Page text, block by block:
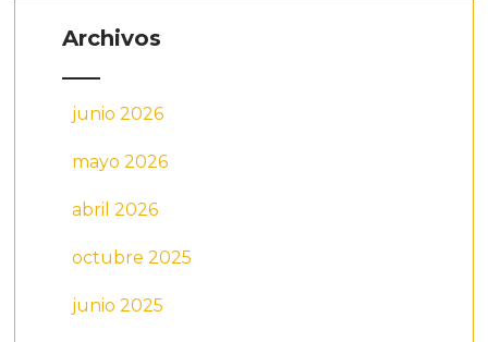
Archivos
junio 2026
mayo 2026
abril 2026
octubre 2025
junio 2025